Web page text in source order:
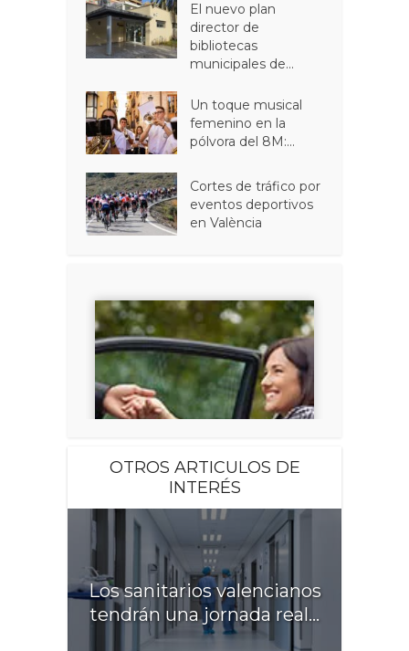
El nuevo plan
director de
bibliotecas
municipales de...
Un toque musical
femenino en la
pólvora del 8M:...
Cortes de tráfico por
eventos deportivos
en València
OTROS ARTICULOS DE
INTERÉS
Los sanitarios valencianos
tendrán una jornada real...